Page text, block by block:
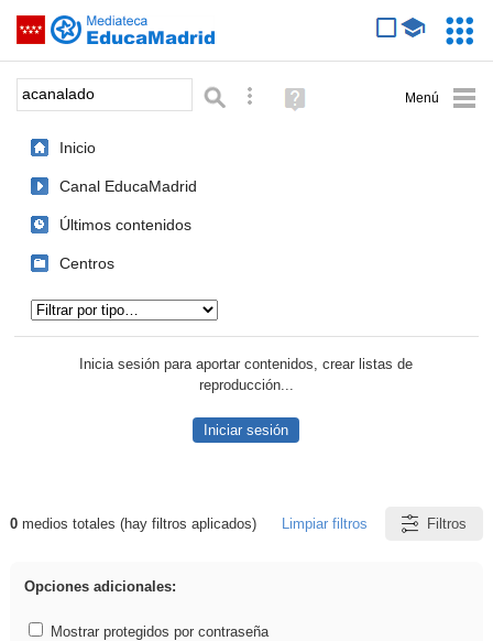
Saltar navegación
Palabra o frase: Búsqueda avanzada
Ayuda
(en
Inicio
Canal EducaMadrid
Últimos contenidos
Centros
Inicia sesión para aportar contenidos, crear listas de
reproducción...
Iniciar sesión
Resultados de: acanalado
0medios totales (hay filtros aplicados) Limpiar filtros Filtros
Opciones adicionales:
Mostrar protegidos por contraseña